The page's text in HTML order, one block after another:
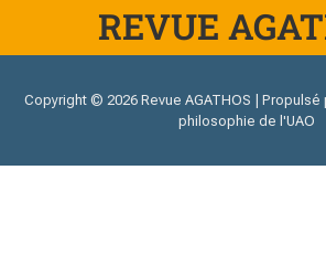
REVUE
Copyright © 2026 Revue AGATHOS |
philosophie de l'UAO